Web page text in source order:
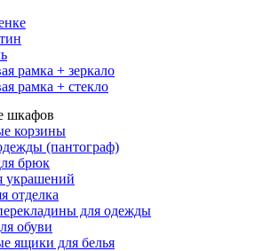
рамка + зеркало
рамка + стекло
шкафов
корзины
(пантограф)
брюк
украшений
отделка
для одежды
обуви
ящики для белья